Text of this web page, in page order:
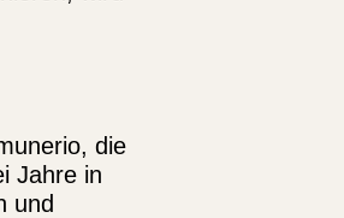
die
Jahre in
und